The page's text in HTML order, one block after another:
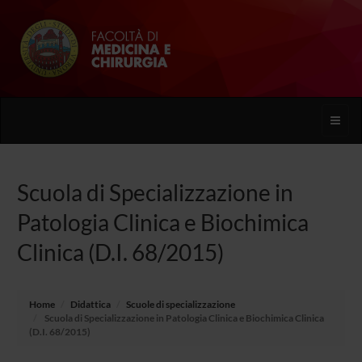
Toggle
Scuola di Specializzazione in
Patologia Clinica e Biochimica
Clinica (D.I. 68/2015)
Home Didattica
Scuole di specializzazione
Scuola di Specializzazione in Patologia Clinica e Biochimica Clinica
(D.I. 68/2015)